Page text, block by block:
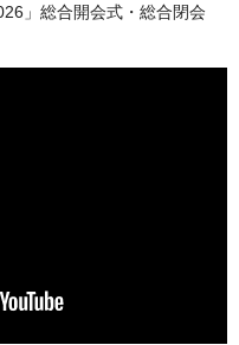
」総合開会式・総合閉会